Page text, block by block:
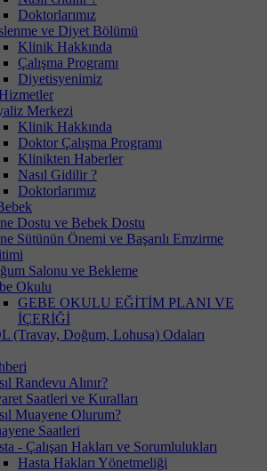
Doktorlarımız
ve Diyet Bölümü
Klinik Hakkında
Çalışma Programı
Diyetisyenimiz
Merkezi
Klinik Hakkında
Doktor Çalışma Programı
Klinikten Haberler
Nasıl Gidilir ?
Doktorlarımız
Dostu ve Bebek Dostu
Sütünün Önemi ve Başarılı Emzirme
Salonu ve Bekleme
Okulu
GEBE OKULU EĞİTİM PLANI VE
İÇERİĞİ
(Travay, Doğum, Lohusa) Odaları
Randevu Alınır?
Saatleri ve Kuralları
Muayene Olurum?
Saatleri
- Çalışan Hakları ve Sorumlulukları
Hasta Hakları Yönetmeliği